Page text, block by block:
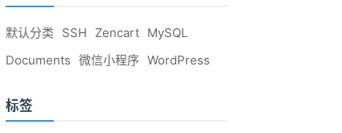
默认分类 SSH Zencart MySQL
Documents 微信小程序 WordPress
标签